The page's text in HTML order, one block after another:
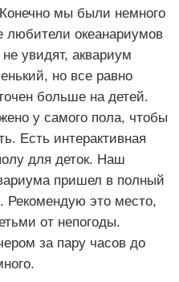
мы были немного
любители океанариумов
увидят, аквариум
но все равно
больше на детей.
у самого пола, чтобы
Есть интерактивная
для деток. Наш
пришел в полный
Рекомендую это место,
от непогоды.
за пару часов до